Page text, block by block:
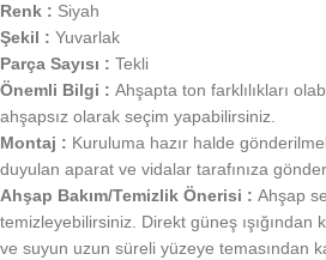
Renk : Siyah
Şekil : Yuvarlak
Parça Sayısı : Tekli
Önemli Bilgi : Ahşapta ton farklılıkları
ahşapsız olarak seçim yapabilirsiniz.
Montaj : Kuruluma hazır halde
duyulan aparat ve vidalar tarafınıza
Ahşap Bakım/Temizlik Önerisi : Ahşap
temizleyebilirsiniz. Direkt güneş ışığından
ve suyun uzun süreli yüzeye temasından